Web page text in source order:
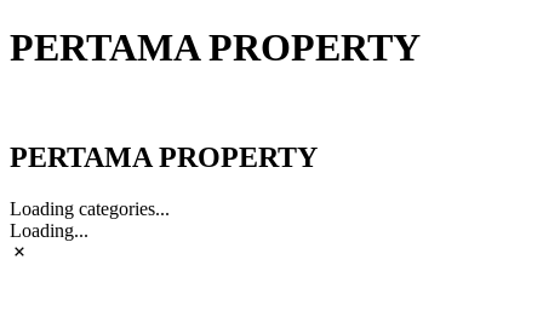
PERTAMA PROPERTY
PERTAMA PROPERTY
Loading categories...
Loading...